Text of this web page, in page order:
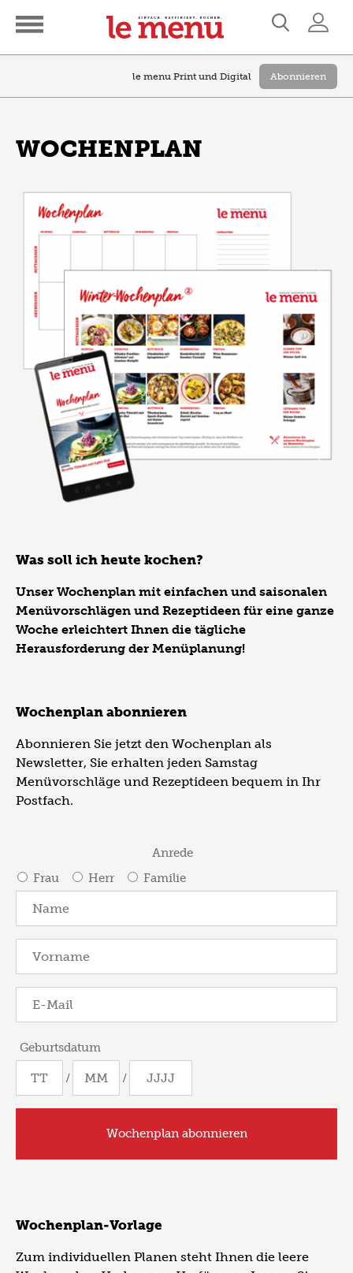
le menu Print und Digital Abonnieren
WOCHENPLAN
Was soll ich heute kochen?
Unser Wochenplan mit einfachen und saisonalen
Menüvorschlägen und Rezeptideen für eine ganze
Woche erleichtert Ihnen die tägliche
Herausforderung der Menüplanung!
Wochenplan abonnieren
Abonnieren Sie jetzt den Wochenplan als
Newsletter, Sie erhalten jeden Samstag
Menüvorschläge und Rezeptideen bequem in Ihr
Postfach.
Anrede
Frau
Herr Familie
Geburtsdatum
/ /
Wochenplan-Vorlage
Zum individuellen Planen steht Ihnen die leere